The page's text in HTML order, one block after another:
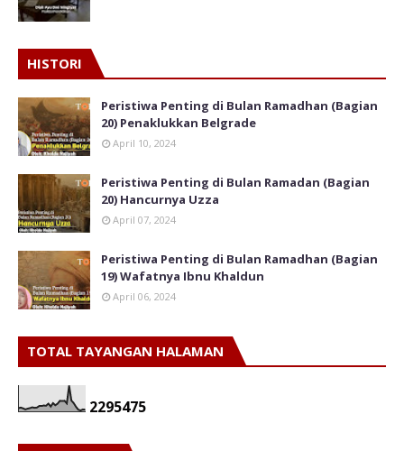
HISTORI
Peristiwa Penting di Bulan Ramadhan (Bagian
20) Penaklukkan Belgrade
April 10, 2024
Peristiwa Penting di Bulan Ramadan (Bagian
20) Hancurnya Uzza
April 07, 2024
Peristiwa Penting di Bulan Ramadhan (Bagian
19) Wafatnya Ibnu Khaldun
April 06, 2024
TOTAL TAYANGAN HALAMAN
2295475